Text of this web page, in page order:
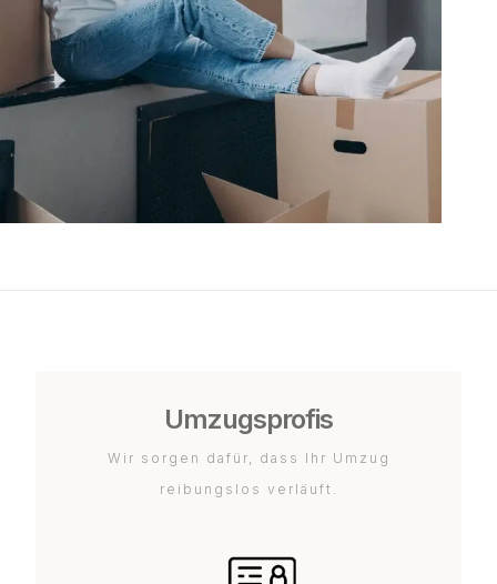
Umzugsprofis
Wir sorgen dafür, dass Ihr Umzug
reibungslos verläuft.